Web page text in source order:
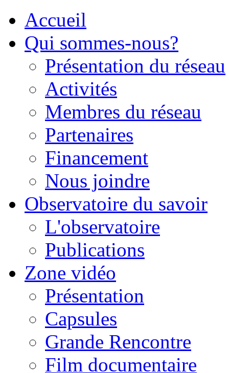
Accueil
Qui sommes-nous?
Présentation du réseau
Activités
Membres du réseau
Partenaires
Financement
Nous joindre
Observatoire du savoir
L'observatoire
Publications
Zone vidéo
Présentation
Capsules
Grande Rencontre
Film documentaire